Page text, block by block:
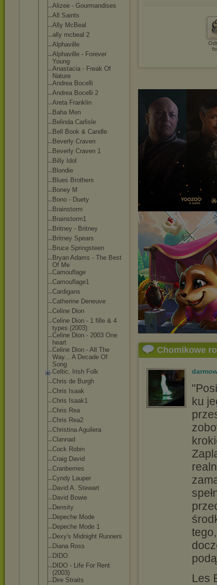
Alizee - Gourmandises
All Saints
Ally McBeal
ally mcbeal 2
Alphaville
Alphaville - Forever
Young
Anastacia - Freak Of
Nature
Andrea Bocelli
Andrea Bocelli 2
Areta Franklin
Baha Men
Belinda Carlisle
Bell Book & Candle
Beverly Craven
Beverly Craven 1
Billy Idol
Blondie
Blues Brothers
Boney M
Bono - Duety
Brainstorm
Brainstorm1
Britney - Britney
Britney Spears
Bruce Springsteen
Bryan Adams - The Best
Of Me
Camouflage
Camouflage1
Cardigans
Catherine Deneuve
Celine Dion
Celine Dion - 1 fille & 4
types (2003)
Celine Dion - 2003 One
heart
Celine Dion - All The
Way... A Decade Of
Song
Celtic, Irish Folk
Chris de Burgh
Chris Isaak
Chris Isaak1
Chris Rea
Chris Rea2
Christina Aguilera
Clannad
Cock Robin
Craig David
Cranberries
Cyndy Lauper
David A. Stewart
David Bowie
Density
Depeche Mode
Depeche Mode 1
Dexy's Midnight Runners
Diana Ross
DIDO
DIDO - Life For Rent
(2003)
Dire Straits
Chomikowe
ku
Les